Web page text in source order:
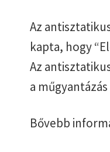
Az
kapta, hogy
Az
a
Bővebb